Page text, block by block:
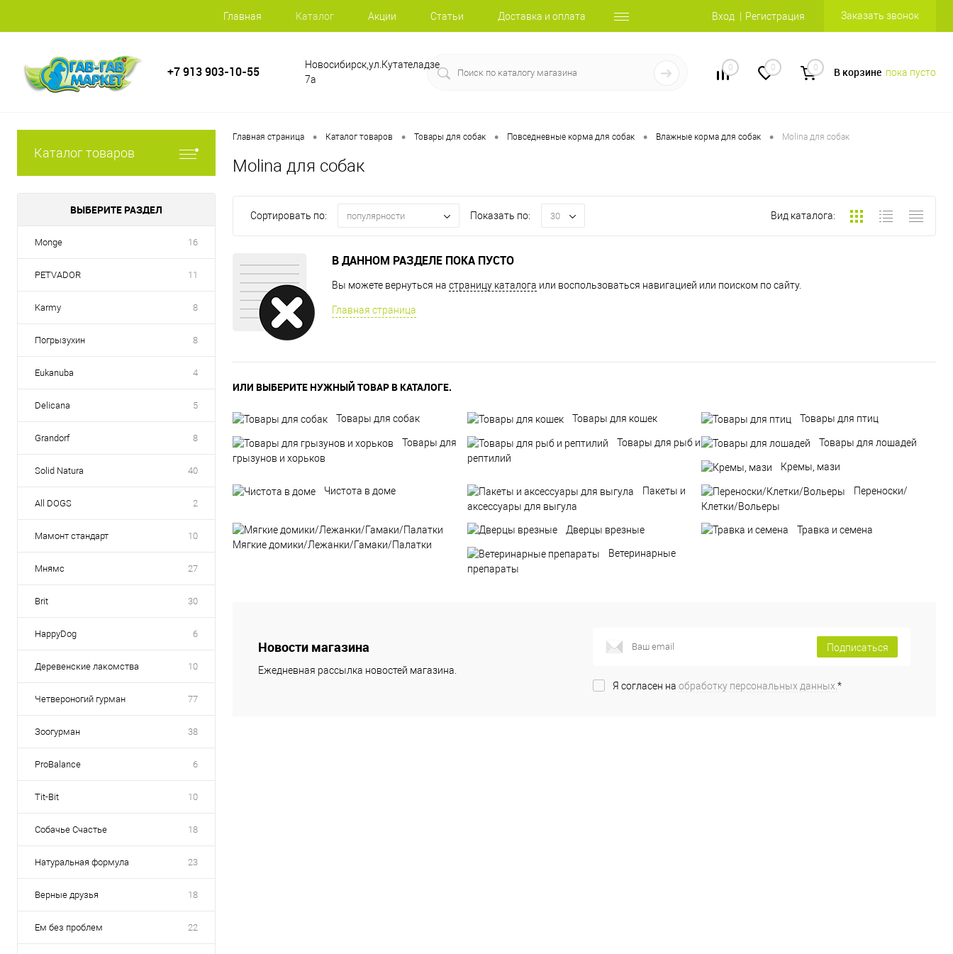
Главная Каталог Акции Статьи Доставка и оплата Вход Регистрация Заказать звонок
+7 913 903-10-55
Новосибирск,ул.Кутателадзе
7а
0 0 0 В корзине пока пусто
Каталог товаров
ВЫБЕРИТЕ РАЗДЕЛ
Monge 16
PETVADOR 11
Karmy 8
Погрызухин 8
Eukanuba 4
Delicana 5
Grandorf 8
Solid Natura 40
All DOGS 2
Мамонт стандарт 10
Мнямс 27
Brit 30
HappyDog 6
Деревенские лакомства 10
Четвероногий гурман 77
Зоогурман 38
ProBalance 6
Tit-Bit 10
Собачье Счастье 18
Натуральная формула 23
Верные друзья 18
Ем без проблем 22
Главная страница • Каталог товаров • Товары для собак • Повседневные корма для собак • Влажные корма для собак • Molina для собак
Molina для собак
Сортировать по: популярности Показать по: 30 Вид каталога:
В ДАННОМ РАЗДЕЛЕ ПОКА ПУСТО
Вы можете вернуться на страницу каталога или воспользоваться навигацией или поиском по сайту.
Главная страница
ИЛИ ВЫБЕРИТЕ НУЖНЫЙ ТОВАР В КАТАЛОГЕ.
Товары для собак Товары для кошек Товары для птиц
Товары для
грызунов и хорьков
Товары для рыб и
рептилий
Товары для лошадей
Кремы, мази
Чистота в доме
Пакеты и
аксессуары для выгула
Переноски/
Клетки/Вольеры
Мягкие домики/Лежанки/Гамаки/Палатки
Дверцы врезные Травка и семена
Ветеринарные
препараты
Новости магазина
Ежедневная рассылка новостей магазина.
Подписаться
Я согласен на обработку персональных данных. *